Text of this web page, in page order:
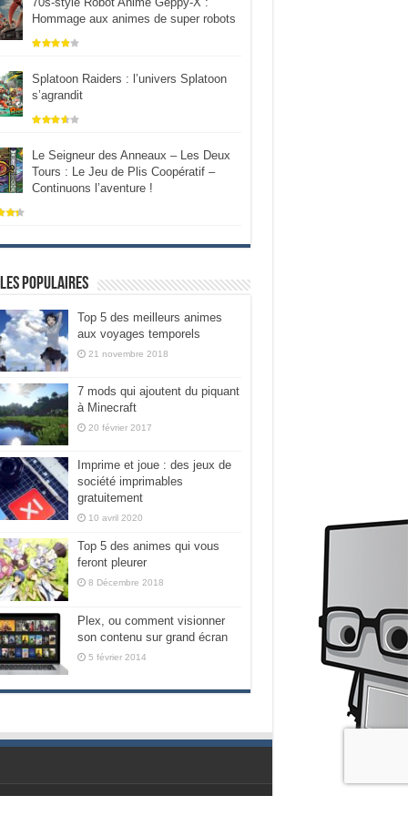
Hommage aux animes de super robots
Splatoon Raiders : l’univers Splatoon
s’agrandit
Le Seigneur des Anneaux – Les Deux
Tours : Le Jeu de Plis Coopératif –
Continuons l’aventure !
populaires
Top 5 des meilleurs animes
aux voyages temporels
21 novembre 2018
7 mods qui ajoutent du piquant
à Minecraft
20 février 2017
Imprime et joue : des jeux de
société imprimables
gratuitement
10 avril 2020
Top 5 des animes qui vous
feront pleurer
8 Décembre 2018
Plex, ou comment visionner
son contenu sur grand écran
5 février 2014